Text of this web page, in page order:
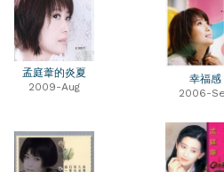
孟庭葦的炎夏
2009-Aug
幸福感
2006-